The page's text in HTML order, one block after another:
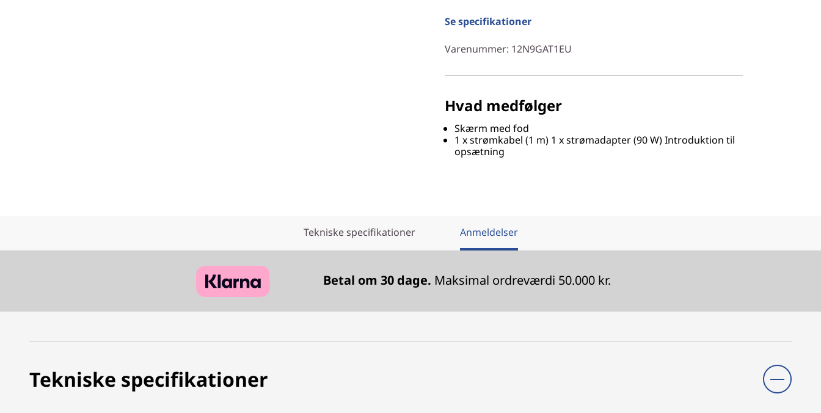
Se specifikationer
Varenummer: 12N9GAT1EU
Hvad medfølger
Skærm med fod
1 x strømkabel (1 m) 1 x strømadapter (90 W) Introduktion til
opsætning
Tekniske specifikationer Anmeldelser
Betal om 30 dage. Maksimal ordreværdi 50.000 kr.
Tekniske specifikationer